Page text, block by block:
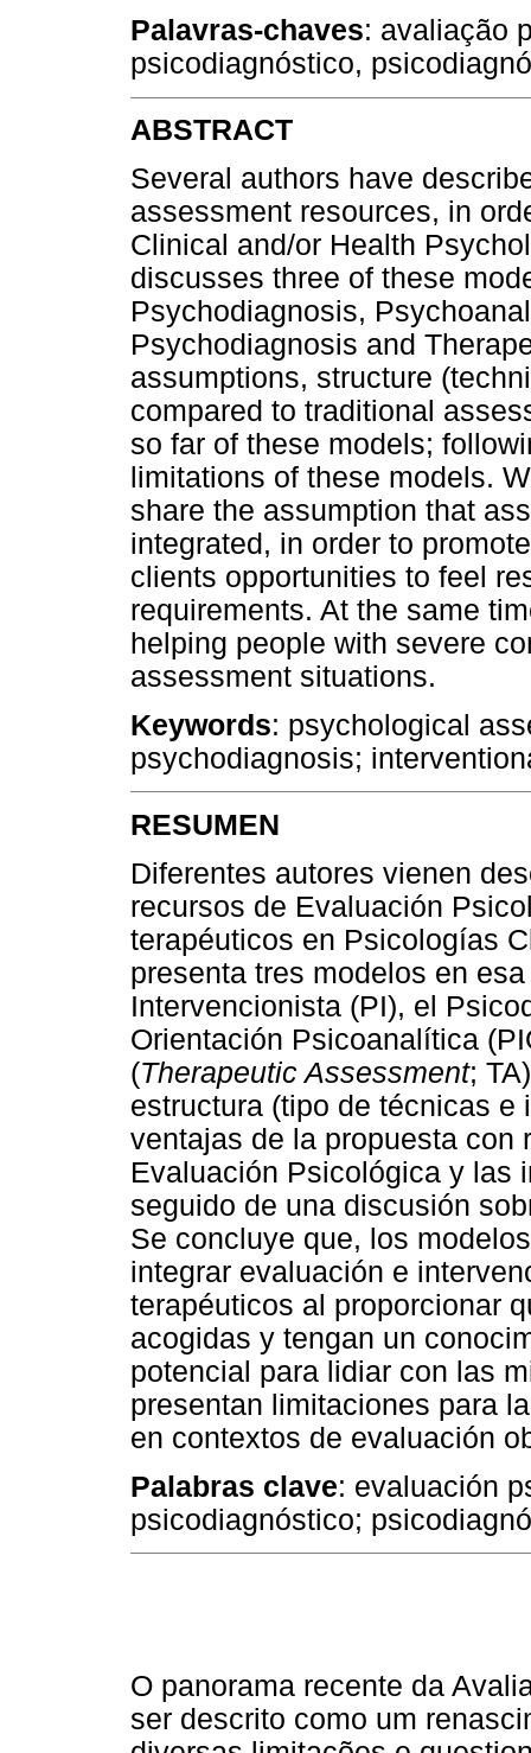
Palavras-chaves: avaliação
psicodiagnóstico,
ABSTRACT
Several authors have
assessment resources, in
Clinical and/or Health
discusses three of these
Psychodiagnosis,
Psychodiagnosis and
assumptions, structure
compared to traditional
so far of these models;
limitations of these models.
share the assumption that
integrated, in order to
clients opportunities to feel
requirements. At the same
helping people with severe
assessment situations.
Keywords: psychological
psychodiagnosis;
RESUMEN
Diferentes autores vienen
recursos de Evaluación
terapéuticos en Psicologías
presenta tres modelos en
Intervencionista (PI), el
Orientación Psicoanalítica
(Therapeutic Assessment;
estructura (tipo de técnicas
ventajas de la propuesta con
Evaluación Psicológica y las
seguido de una discusión
Se concluye que, los
integrar evaluación e
terapéuticos al proporcionar
acogidas y tengan un
potencial para lidiar con las
presentan limitaciones para
en contextos de evaluación
Palabras clave: evaluación
psicodiagnóstico;
O panorama recente da
ser descrito como um